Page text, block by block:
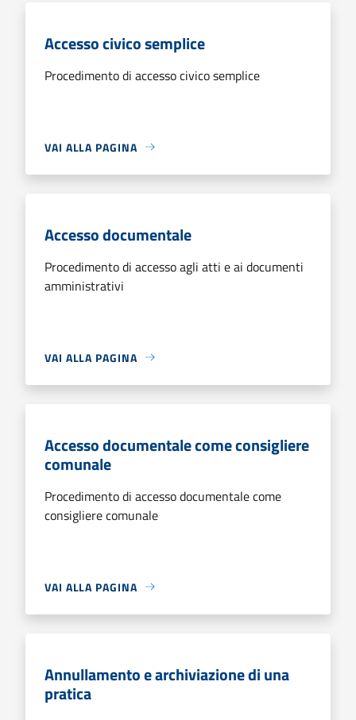
Accesso civico semplice
Procedimento di accesso civico semplice
VAI ALLA PAGINA
Accesso documentale
Procedimento di accesso agli atti e ai documenti
amministrativi
VAI ALLA PAGINA
Accesso documentale come consigliere
comunale
Procedimento di accesso documentale come
consigliere comunale
VAI ALLA PAGINA
Annullamento e archiviazione di una
pratica